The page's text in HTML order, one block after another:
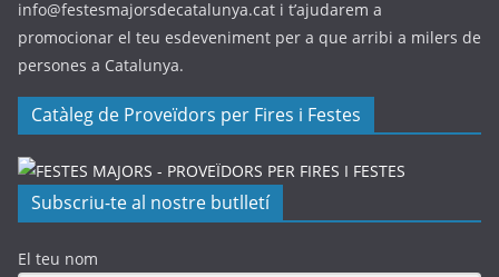
info@festesmajorsdecatalunya.cat i t’ajudarem a
promocionar el teu esdeveniment per a que arribi a milers de
persones a Catalunya.
Catàleg de Proveïdors per Fires i Festes
Subscriu-te al nostre butlletí
El teu nom